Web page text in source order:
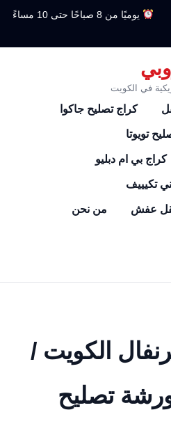
يوميًا من 8 صباحًا حتى 10 مساءً
في الكويت
كراج تصليح جاكوا
تويوتا
كراج بي ام دبليو
تكيييف
عفش من نحن
الكويت /
/ ورشة تصليح